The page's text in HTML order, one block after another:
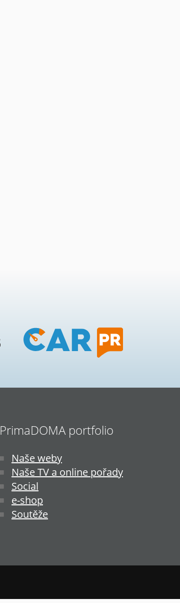
PrimaDOMA portfolio
Naše weby
Naše TV a online pořady
Social
e-shop
Soutěže